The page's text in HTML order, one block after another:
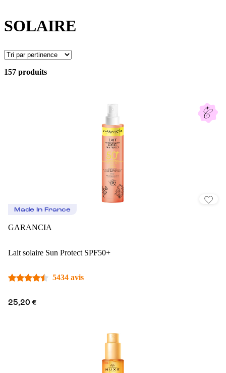
SOLAIRE
157 produits
Made In France
GARANCIA
Lait solaire Sun Protect SPF50+
5434 avis
25,20 €